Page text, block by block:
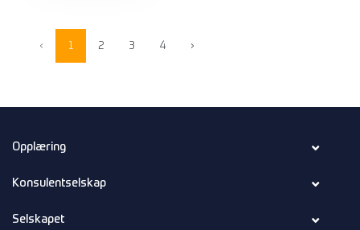
‹ 1 2 3 4 ›
Opplæring
Konsulentselskap
Selskapet